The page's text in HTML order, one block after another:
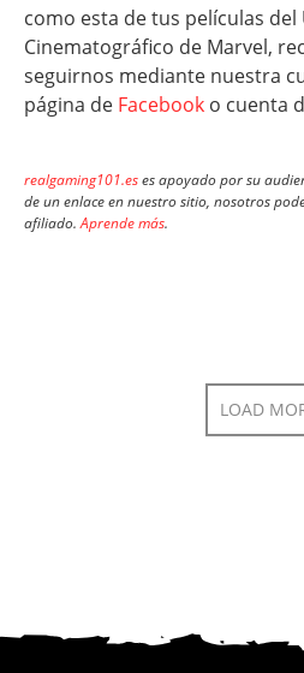
como esta de tus películas del
Cinematográfico de Marvel,
seguirnos mediante nuestra
página de Facebook o cuenta
realgaming101.eses apoyado por su
de un enlace en nuestro sitio, nosotros
afiliado.Aprende más.
LOAD